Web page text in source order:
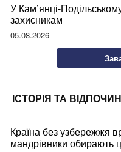
У Кам’янці-
захисникам
05.08.2026
ІСТОРІЯ ТА
Країна без узбережжя
мандрівники обирають